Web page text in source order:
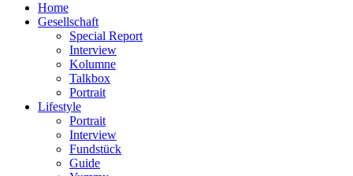
Home
Gesellschaft
Special Report
Interview
Kolumne
Talkbox
Portrait
Lifestyle
Portrait
Interview
Fundstück
Guide